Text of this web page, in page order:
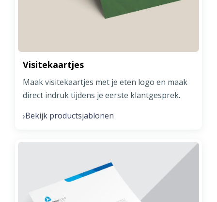
Visitekaartjes
Maak visitekaartjes met je eten logo en maak
direct indruk tijdens je eerste klantgesprek.
›Bekijk productsjablonen